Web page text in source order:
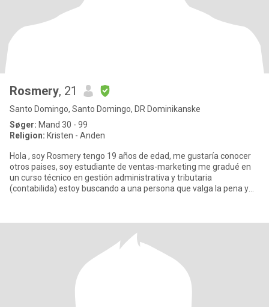
Rosmery, 21
Santo Domingo, Santo Domingo, DR Dominikanske
Søger: Mand 30 - 99
Religion: Kristen - Anden
Hola , soy Rosmery tengo 19 años de edad, me gustaría conocer
otros paises, soy estudiante de ventas-marketing me gradué en
un curso técnico en gestión administrativa y tributaria
(contabilida) estoy buscando a una persona que valga la pena y